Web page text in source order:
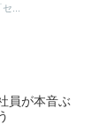
...
員が本音ぶ